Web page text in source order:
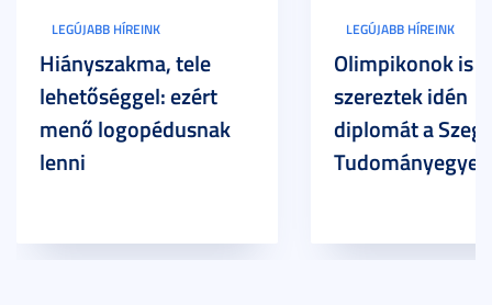
LEGÚJABB HÍREINK
Hiányszakma, tele
lehetőséggel: ezért
menő logopédusnak
lenni
LEGÚJABB HÍREINK
Olimpikonok is
szereztek idén
diplomát a